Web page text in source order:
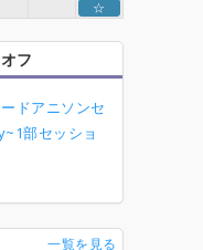
☆
フ
ドアニソンセ
部セッショ
一覧を見る